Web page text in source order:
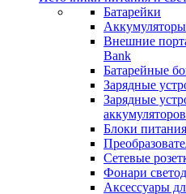
Батарейки
Аккумуляторы
Внешние
Bank
Батарейные
Зарядные
Зарядные
аккумуляторов
Блоки питания
Сетевые
Фонари
Аксессуары